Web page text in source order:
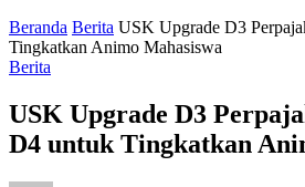
Beranda Berita USK Upgrade D3
Tingkatkan Animo Mahasiswa
Berita
USK Upgrade D3
D4 untuk Tingkatkan